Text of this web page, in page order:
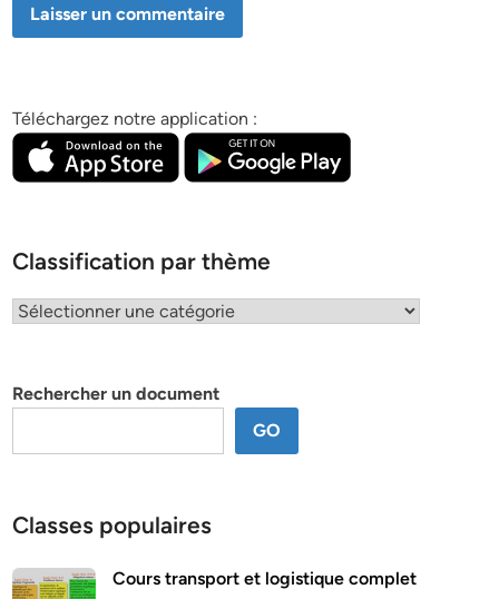
Téléchargez notre application :
Classification par thème
Classification
Rechercher un document
GO
Classes populaires
Cours transport et logistique complet